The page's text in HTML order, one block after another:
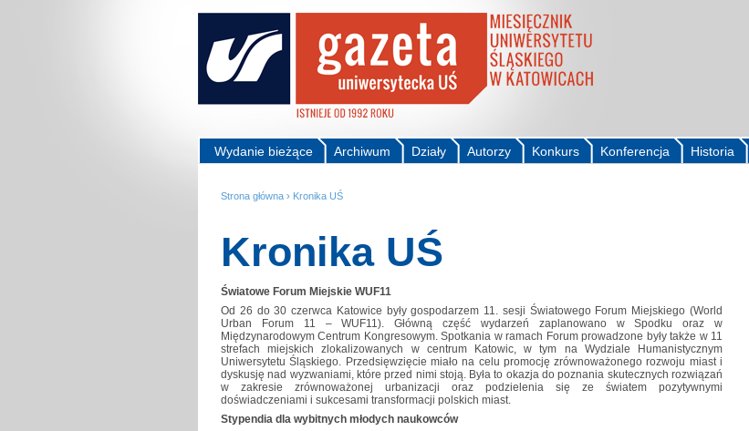
Historia
Konferencja
Konkurs
Autorzy
Działy
Archiwum
Wydanie bieżące
Strona główna › Kronika UŚ
Kronika UŚ
Światowe Forum Miejskie WUF11
Od 26 do 30 czerwca Katowice były gospodarzem 11. sesji Światowego Forum Miejskiego (World
Urban Forum 11 – WUF11). Główną część wydarzeń zaplanowano w Spodku oraz w
Międzynarodowym Centrum Kongresowym. Spotkania w ramach Forum prowadzone były także w 11
strefach miejskich zlokalizowanych w centrum Katowic, w tym na Wydziale Humanistycznym
Uniwersytetu Śląskiego. Przedsięwzięcie miało na celu promocję zrównoważonego rozwoju miast i
dyskusję nad wyzwaniami, które przed nimi stoją. Była to okazja do poznania skutecznych rozwiązań
w zakresie zrównoważonej urbanizacji oraz podzielenia się ze światem pozytywnymi
doświadczeniami i sukcesami transformacji polskich miast.
Stypendia dla wybitnych młodych naukowców